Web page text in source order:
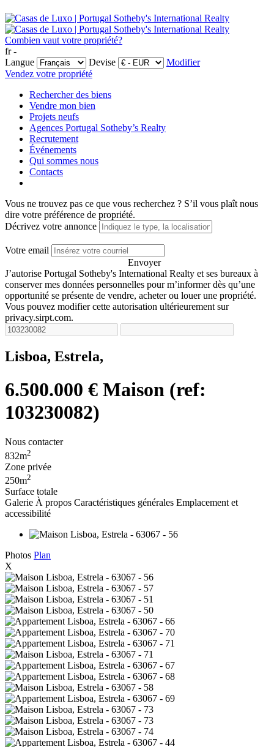
Combien vaut votre propriété?
fr -
Langue
Devise
Modifier
Vendez votre propriété
Rechercher des biens
Vendre mon bien
Projets neufs
Agences Portugal Sotheby’s Realty
Recrutement
Événements
Qui sommes nous
Contacts
Vous ne trouvez pas ce que vous recherchez ? S’il vous plaît nous
dire votre préférence de propriété.
Décrivez votre annonce
Votre email
Envoyer
J’autorise Portugal Sotheby's International Realty et ses bureaux à
conserver mes données personnelles pour m’informer dès qu’une
opportunité se présente de vendre, acheter ou louer une propriété.
Vous pouvez modifier cette autorisation ultérieurement sur
privacy.sirpt.com.
Lisboa, Estrela,
6.500.000 € Maison (ref:
103230082)
Nous contacter
832m2
Zone privée
250m2
Surface totale
Galerie À propos Caractéristiques générales Emplacement et
accessibilité
Photos Plan
X